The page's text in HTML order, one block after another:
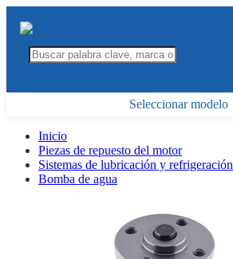
Seleccionar modelo
Inicio
Piezas de repuesto del motor
Sistemas de lubricación y refrigeración
Bomba de agua